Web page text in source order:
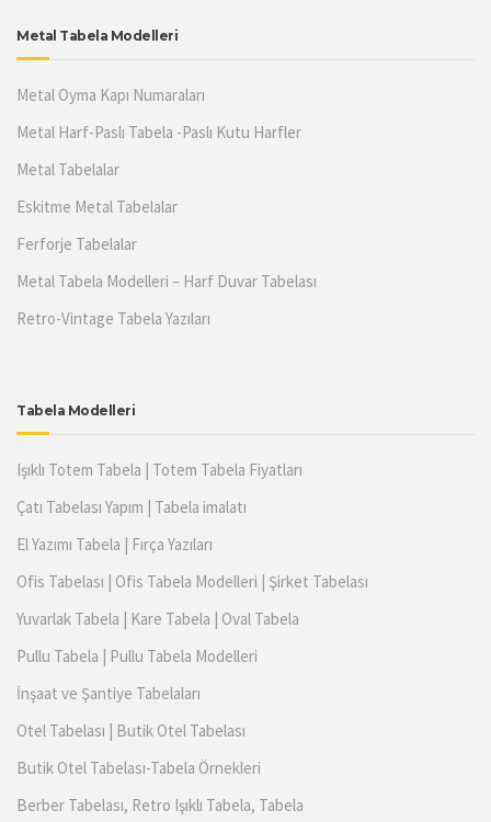
Metal Tabela Modelleri
Metal Oyma Kapı Numaraları
Metal Harf-Paslı Tabela -Paslı Kutu Harfler
Metal Tabelalar
Eskitme Metal Tabelalar
Ferforje Tabelalar
Metal Tabela Modelleri – Harf Duvar Tabelası
Retro-Vintage Tabela Yazıları
Tabela Modelleri
Işıklı Totem Tabela | Totem Tabela Fiyatları
Çatı Tabelası Yapım | Tabela imalatı
El Yazımı Tabela | Fırça Yazıları
Ofis Tabelası | Ofis Tabela Modelleri | Şirket Tabelası
Yuvarlak Tabela | Kare Tabela | Oval Tabela
Pullu Tabela | Pullu Tabela Modelleri
İnşaat ve Şantiye Tabelaları
Otel Tabelası | Butik Otel Tabelası
Butik Otel Tabelası-Tabela Örnekleri
Berber Tabelası, Retro Işıklı Tabela, Tabela